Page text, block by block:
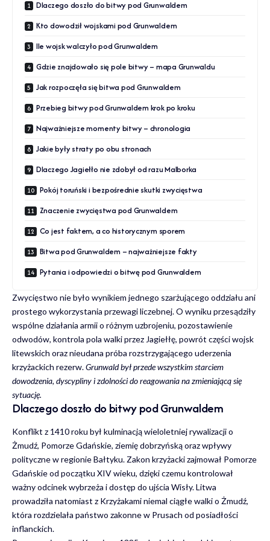
Dlaczego doszło do bitwy pod Grunwaldem
Kto dowodził wojskami pod Grunwaldem
Ile wojsk walczyło pod Grunwaldem
Gdzie znajdowało się pole bitwy – mapa Grunwaldu
Jak rozpoczęła się bitwa pod Grunwaldem
Przebieg bitwy pod Grunwaldem krok po kroku
Najważniejsze momenty bitwy – chronologia
Jakie były straty po obu stronach
Dlaczego Jagiełło nie zdobył od razu Malborka
Pokój toruński i bezpośrednie skutki zwycięstwa
Znaczenie zwycięstwa pod Grunwaldem
Co jest faktem, a co historycznym sporem
Bitwa pod Grunwaldem – najważniejsze fakty
Pytania i odpowiedzi o bitwę pod Grunwaldem
Zwycięstwo nie było wynikiem jednego szarżującego oddziału ani
prostego wykorzystania przewagi liczebnej. O wyniku przesądziły
wspólne działania armii o różnym uzbrojeniu, pozostawienie
odwodów, kontrola pola walki przez Jagiełłę, powrót części wojsk
litewskich oraz nieudana próba rozstrzygającego uderzenia
krzyżackich rezerw.Grunwald był przede wszystkim starciem
dowodzenia, dyscypliny i zdolności do reagowania na zmieniającą się
sytuację.
Dlaczego doszło do bitwy pod Grunwaldem
Konflikt z 1410 roku był kulminacją wieloletniej rywalizacji o
Żmudź, Pomorze Gdańskie, ziemię dobrzyńską oraz wpływy
polityczne w regionie Bałtyku. Zakon krzyżacki zajmował Pomorze
Gdańskie od początku XIV wieku, dzięki czemu kontrolował
ważny odcinek wybrzeża i dostęp do ujścia Wisły. Litwa
prowadziła natomiast z Krzyżakami niemal ciągłe walki o Żmudź,
która rozdzielała państwo zakonne w Prusach od posiadłości
inflanckich.